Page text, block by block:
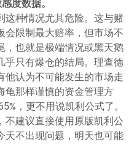
度数据。
这种情况尤其危险。这与赌
会限制最大赔率，但市场不
，也就是极端情况或黑天鹅
乎只有爆仓的结局。理查德
他认为不可能发生的市场走
龟那样谨慎的资金管理方
，更不用说凯利公式了。
不建议直接使用原版凯利公
天不出现问题，明天也可能